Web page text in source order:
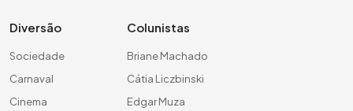
Diversão
Sociedade
Carnaval
Cinema
Colunistas
Briane Machado
Cátia Liczbinski
Edgar Muza